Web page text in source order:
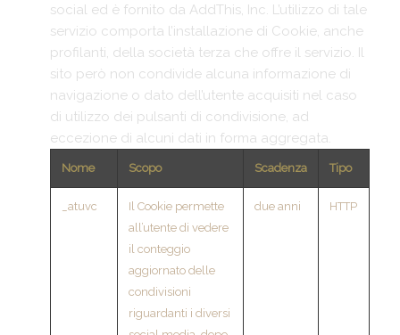
social ed è fornito da AddThis, Inc. L’utilizzo di tale
servizio comporta l’installazione di Cookie, anche
profilanti, della società terza che offre il servizio. Il
sito però non condivide alcuna informazione di
navigazione o dato dell’utente acquisiti nel caso
di utilizzo dei pulsanti di condivisione, ad
eccezione di alcuni dati in forma aggregata.
Nome Scopo Scadenza Tipo
_atuvc
Il Cookie permette
all’utente di vedere
il conteggio
aggiornato delle
condivisioni
riguardanti i diversi
due anni HTTP